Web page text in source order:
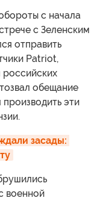
с начала
с Зеленским
отправить
Patriot,
обещание
эти
засады:
военной